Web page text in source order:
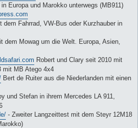
Europa und Marokko unterwegs (MB911)
dem Fahrrad, VW-Bus oder Kurzhauber in
dem Mowag um die Welt. Europa, Asien,
Robert und Clary seit 2010 mit
mit MB Atego 4x4
Bert de Ruiter aus die Niederlanden mit einen
und Stefan in ihrem Mercedes LA 911,
- Zweiter Langzeittest mit dem Steyr 12M18